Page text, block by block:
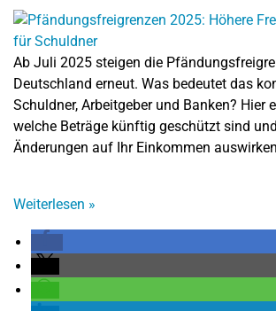
Ab Juli 2025 steigen die
Deutschland erneut. Was bedeutet das
Schuldner, Arbeitgeber und Banken? Hier
welche Beträge künftig geschützt sind
Änderungen auf Ihr Einkommen
Weiterlesen »